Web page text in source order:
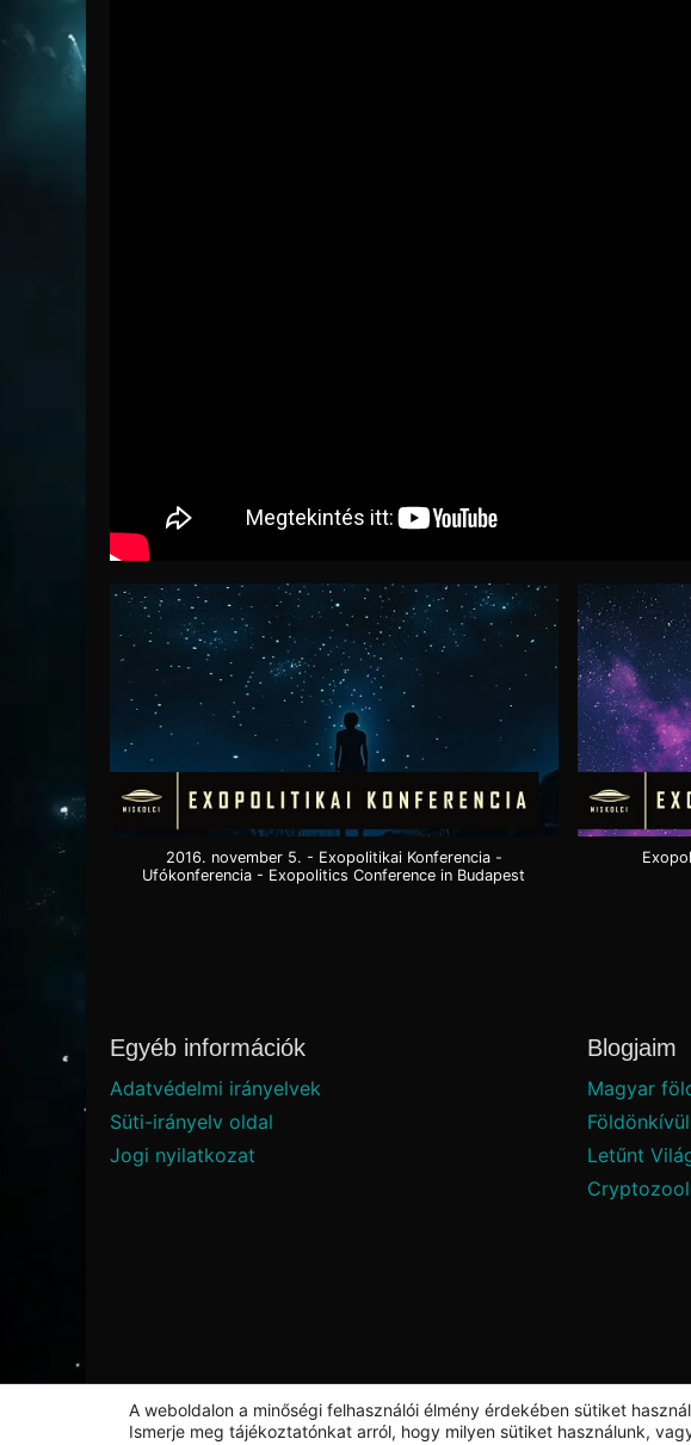
2016. november 5. - Exopolitikai Konferencia -
Ufókonferencia - Exopolitics Conference in Budapest
Egyéb információk
Adatvédelmi irányelvek
Süti-irányelv oldal
Jogi nyilatkozat
Blogjaim
Magyar
Letűnt
Theme: Overlay byKaira.
A weboldalon a minőségi felhasználói élmény érdekében sütiket
Ismerje meg tájékoztatónkat arról, hogy milyen sütiket használunk,